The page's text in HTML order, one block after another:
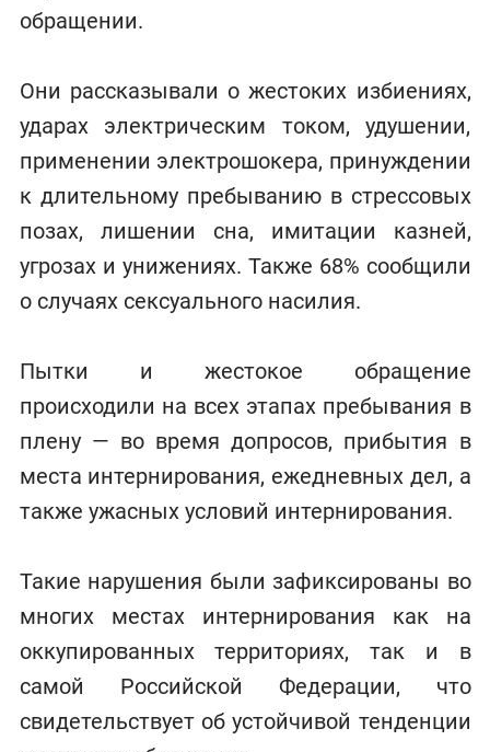
обращении.
Они рассказывали о жестоких избиениях,
ударах электрическим током, удушении,
применении электрошокера, принуждении
к длительному пребыванию в стрессовых
позах, лишении сна, имитации казней,
угрозах и унижениях. Также 68% сообщили
о случаях сексуального насилия.
Пытки и жестокое обращение
происходили на всех этапах пребывания в
плену — во время допросов, прибытия в
места интернирования, ежедневных дел, а
также ужасных условий интернирования.
Такие нарушения были зафиксированы во
многих местах интернирования как на
оккупированных территориях, так и в
самой Российской Федерации, что
свидетельствует об устойчивой тенденции